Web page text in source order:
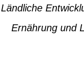
Ländliche
Ernährung und